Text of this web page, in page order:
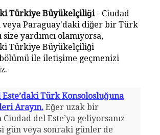
Türkiye Büyükelçiliği- Ciudad
veya Paraguay'daki diğer bir Türk
yardımcı olamıyorsa,
Türkiye Büyükelçiliği
ile iletişime geçmenizi
Este’daki Türk Konsolosluğuna
Arayın.Eğer uzak bir
del Este’ya geliyorsanız
gün veya sonraki günler de